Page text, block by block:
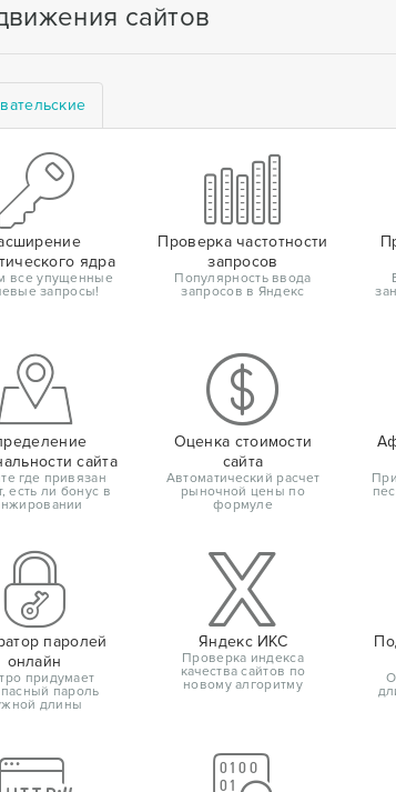
сайтов
ядра
все упущенные
запросы!
Проверка частотности
запросов
Популярность ввода
запросов в Яндекс
сайта
где привязан
есть ли бонус в
Оценка стоимости
сайта
Автоматический расчет
рыночной цены по
формуле
паролей
онлайн
придумает
пароль
длины
Яндекс ИКС
Проверка индекса
качества сайтов по
новому алгоритму